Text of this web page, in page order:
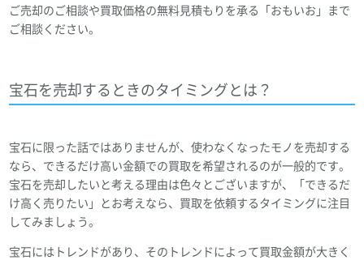
ご売却のご相談や買取価格の無料見積もりを承る「おもいお」まで
ご相談ください。
宝石を売却するときのタイミングとは？
宝石に限った話ではありませんが、使わなくなったモノを売却する
なら、できるだけ高い金額での買取を希望されるのが一般的です。
宝石を売却したいと考える理由は色々とございますが、「できるだ
け高く売りたい」とお考えなら、買取を依頼するタイミングに注目
してみましょう。
宝石にはトレンドがあり、そのトレンドによって買取金額が大きく